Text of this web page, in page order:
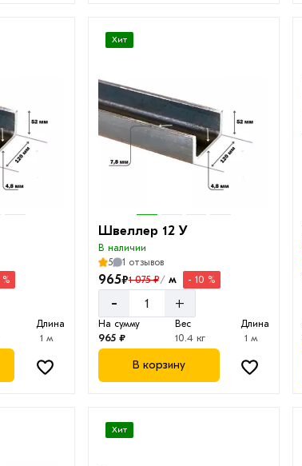
Длина
1 м
Хит
Швеллер 12 У
В наличии
5
1 отзывов
965₽1 075 ₽/м - 10 %
- +
На сумму
965 ₽
Вес
10.4 кг
Длина
1 м
В корзину
Хит